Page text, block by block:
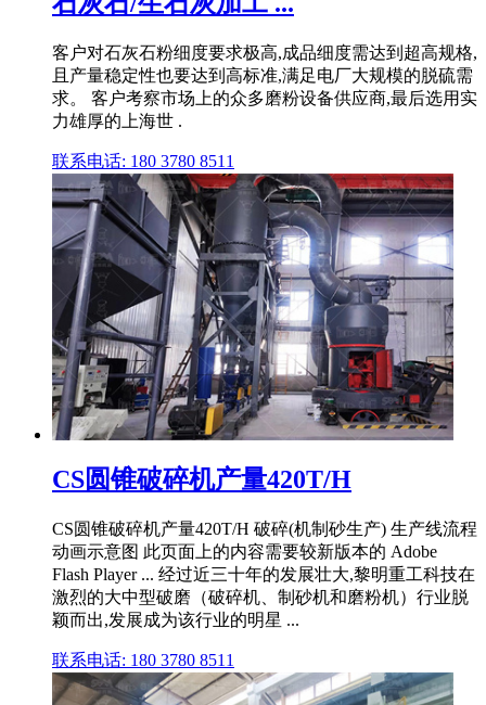
客户对石灰石粉细度要求极高,成品细度需达到超高规格,
且产量稳定性也要达到高标准,满足电厂大规模的脱硫需
求。 客户考察市场上的众多磨粉设备供应商,最后选用实
力雄厚的上海世 .
联系电话: 180 3780 8511
CS圆锥破碎机产量420T/H
CS圆锥破碎机产量420T/H 破碎(机制砂生产) 生产线流程
动画示意图 此页面上的内容需要较新版本的 Adobe
Flash Player ... 经过近三十年的发展壮大,黎明重工科技在
激烈的大中型破磨（破碎机、制砂机和磨粉机）行业脱
颖而出,发展成为该行业的明星 ...
联系电话: 180 3780 8511